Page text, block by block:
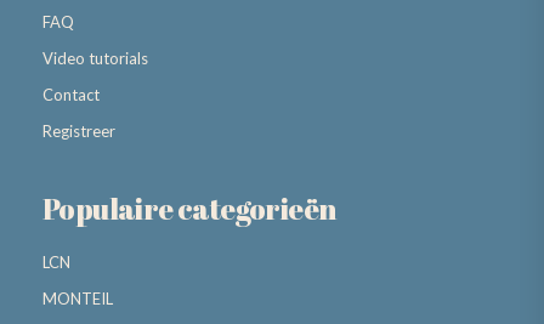
FAQ
Video tutorials
Contact
Registreer
Populaire categorieën
LCN
MONTEIL